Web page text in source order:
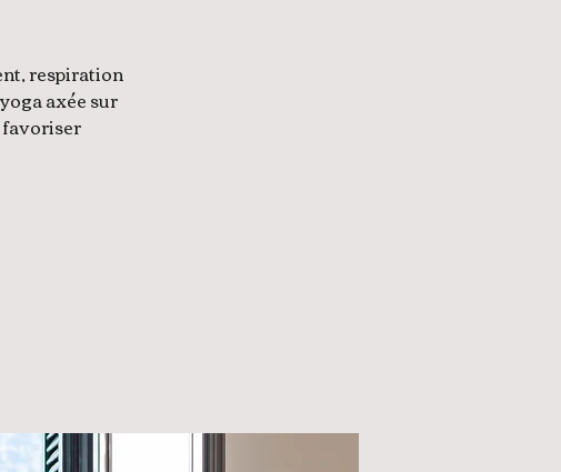
respiration
axée sur